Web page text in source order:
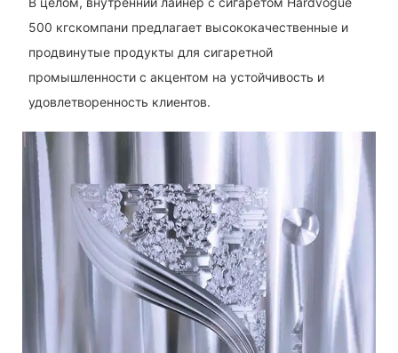
500 кгскомпани предлагает высококачественные и
продвинутые продукты для сигаретной
промышленности с акцентом на устойчивость и
удовлетворенность клиентов.